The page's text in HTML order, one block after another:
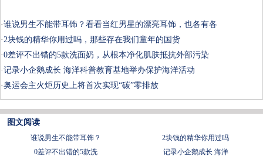
·谁说男生不能带耳饰？看看当红男星的漂亮耳饰，也各有各
·2块钱的精华你用过吗，那些存在我们童年的国货
·0差评不出错的5款洗面奶，从根本净化肌肤抵抗外部污染
·记录小企鹅成长 海洋科普教育基地举办保护海洋活动
·奥运会主火炬历史上将首次实现“碳”零排放
图文阅读
谁说男生不能带耳饰？
2块钱的精华你用过吗
0差评不出错的5款洗
记录小企鹅成长 海洋